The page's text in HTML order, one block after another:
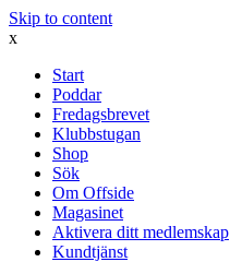
Skip to content
x
Start
Poddar
Fredagsbrevet
Klubbstugan
Shop
Sök
Om Offside
Magasinet
Aktivera ditt medlemskap
Kundtjänst